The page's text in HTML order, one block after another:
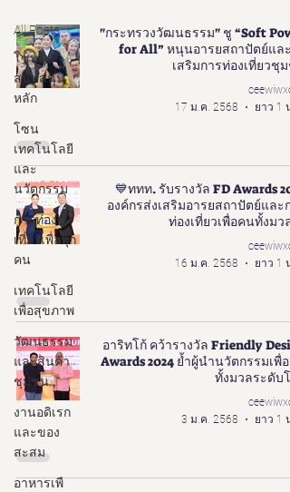
All Posts
โซนผู้
สนับสนุน
หลัก
โซน
เทคโนโลยี
และ
นวัตกรรม
การท่อง
เที่ยวเพื่อทุก
คน
เทคโนโลยี
เพื่อสุขภาพ
วัฒนธรรม
และสินค้า
ชุมชน
งานอดิเรก
และของ
สะสม
อาหารเพื
"กระทรวงวัฒนธรรม" ชู “Soft
for All” หนุนอารยสถาปัตย์และ
เสริมการท่องเที่ยวชุม
17 ม.ค. 2568
ยาว 1
💙ททท. รับรางวัล FD Awards
องค์กรส่งเสริมอารยสถาปัตย์และก
ท่องเที่ยวเพื่อคนทั้งมวล
16 ม.ค. 2568
ยาว 1
อาริทโก้ คว้ารางวัล Friendly
Awards 2024 ย้ำผู้นำนวัตกรรมเพื่อ
ทั้งมวลระดับโ
3 ม.ค. 2568
ยาว 1